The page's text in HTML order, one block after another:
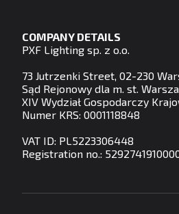
COMPANY DETAILS
PXF Lighting sp. z o.o.
73 Jutrzenki Street, 02-230
Sąd Rejonowy dla m. st.
XIV Wydział Gospodarczy
Numer KRS: 0001118848
VAT ID: PL5223306448
Registration no.: